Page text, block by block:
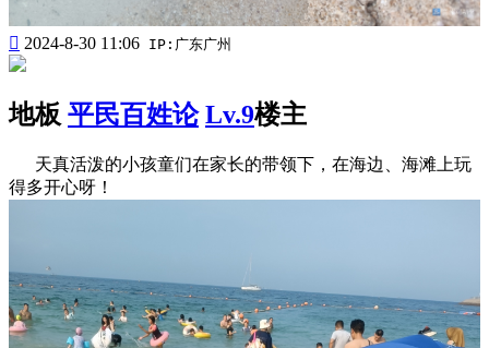
 2024-8-30 11:06 IP:广东广州
地板 平民百姓论 Lv.9楼主
天真活泼的小孩童们在家长的带领下，在海边、海滩上玩
得多开心呀！